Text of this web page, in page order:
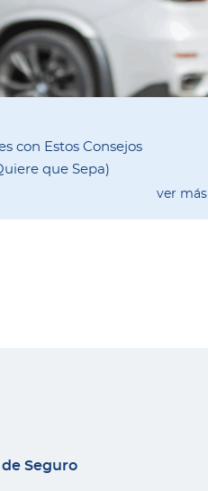
con Estos Consejos
que Sepa)
ver más
Seguro